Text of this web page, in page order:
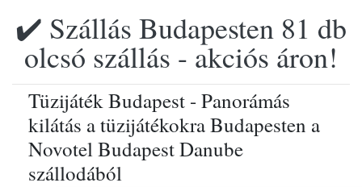
✔️ Szállás Budapesten 81 db
olcsó szállás - akciós áron!
Tüzijáték Budapest - Panorámás
kilátás a tüzijátékokra Budapesten a
Novotel Budapest Danube
szállodából